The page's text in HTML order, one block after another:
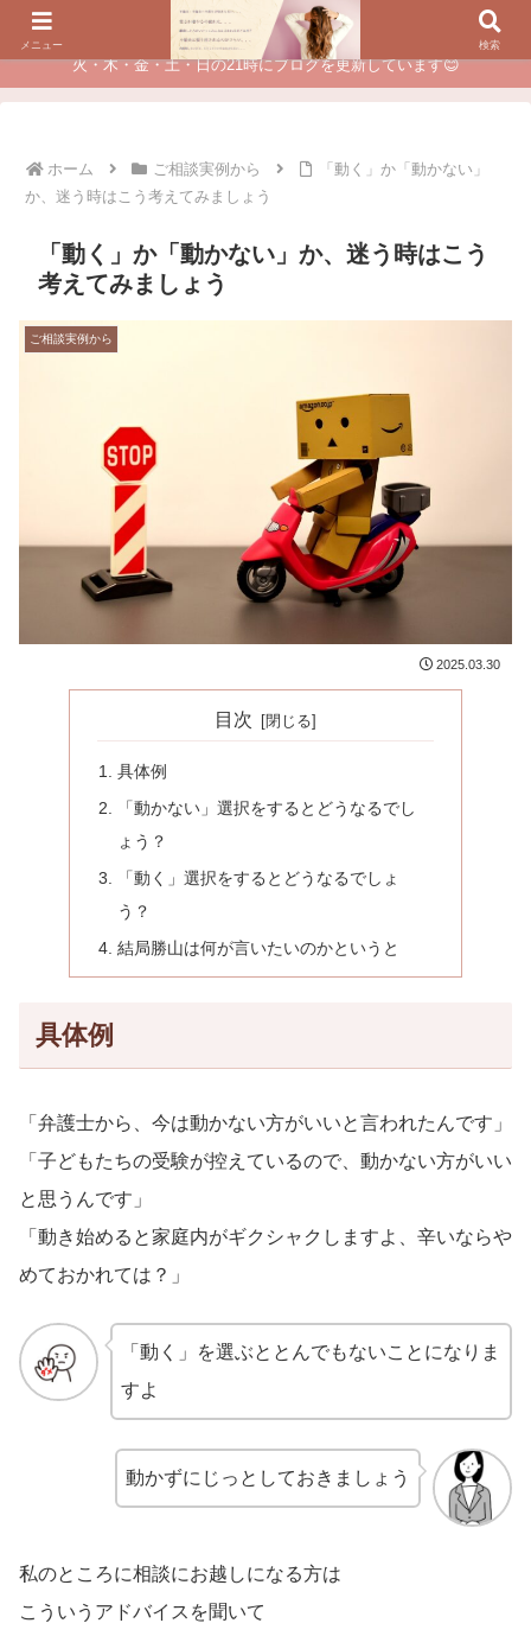
夫に不倫されたつらい経験が、あなたのチャンスに変わるカウンセリング
火・木・金・土・日の21時にブログを更新しています😊
ホーム ご相談実例から
「動く」か「動かない」
か、迷う時はこう考えてみましょう
「動く」か「動かない」か、迷う時はこう
考えてみましょう
ご相談実例から
2025.03.30
目次
具体例
「動かない」選択をするとどうなるでし
ょう？
「動く」選択をするとどうなるでしょ
う？
結局勝山は何が言いたいのかというと
具体例
「弁護士から、今は動かない方がいいと言われたんです」
「子どもたちの受験が控えているので、動かない方がいい
と思うんです」
「動き始めると家庭内がギクシャクしますよ、辛いならや
めておかれては？」
「動く」を選ぶととんでもないことになりま
すよ
動かずにじっとしておきましょう
私のところに相談にお越しになる方は
こういうアドバイスを聞いて
メニュー 検索